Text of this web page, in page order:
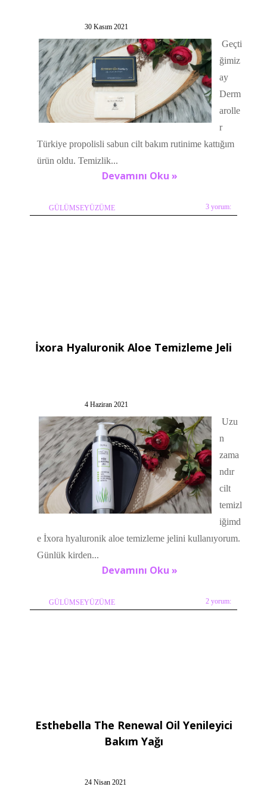
30 Kasım 2021
Geçti
ğimiz
ay
Derm
arolle
r
Türkiye propolisli sabun cilt bakım rutinime kattığım
ürün oldu. Temizlik...
Devamını Oku »
GÜLÜMSEYÜZÜME 3 yorum:
İxora Hyaluronik Aloe Temizleme Jeli
4 Haziran 2021
Uzu
n
zama
ndır
cilt
temizl
iğimd
e İxora hyaluronik aloe temizleme jelini kullanıyorum.
Günlük kirden...
Devamını Oku »
GÜLÜMSEYÜZÜME 2 yorum:
Esthebella The Renewal Oil Yenileyici
Bakım Yağı
24 Nisan 2021